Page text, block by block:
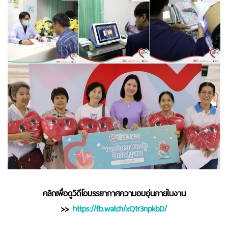
คลิกเพื่อดูวิดีโอบรรยากาศความอบอุ่นภายในงาน
>> https://fb.watch/xQ1r3npkbD/